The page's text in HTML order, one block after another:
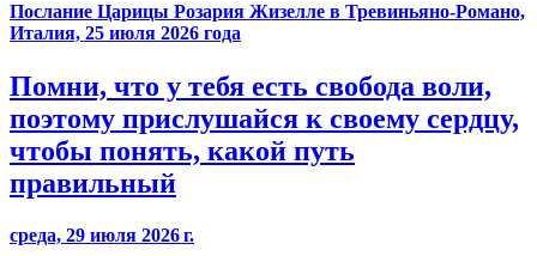
Послание Царицы Розария Жизелле в Тревиньяно-Романо,
Италия, 25 июля 2026 года
Помни, что у тебя есть свобода воли,
поэтому прислушайся к своему сердцу,
чтобы понять, какой путь
правильный
среда, 29 июля 2026 г.